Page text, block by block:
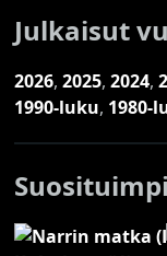
Julkaisut
2026,2025,2024,
1990-luku, 1980-